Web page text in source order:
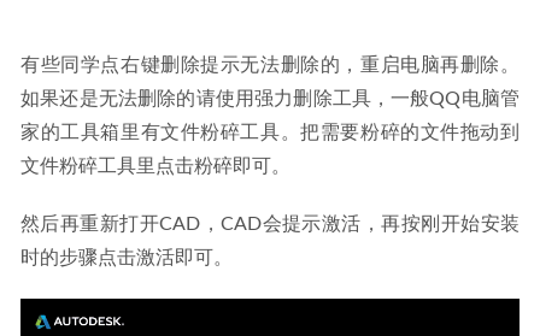
有些同学点右键删除提示无法删除的，重启电脑再删除。
如果还是无法删除的请使用强力删除工具，一般QQ电脑管
家的工具箱里有文件粉碎工具。把需要粉碎的文件拖动到
文件粉碎工具里点击粉碎即可。
然后再重新打开CAD，CAD会提示激活，再按刚开始安装
时的步骤点击激活即可。